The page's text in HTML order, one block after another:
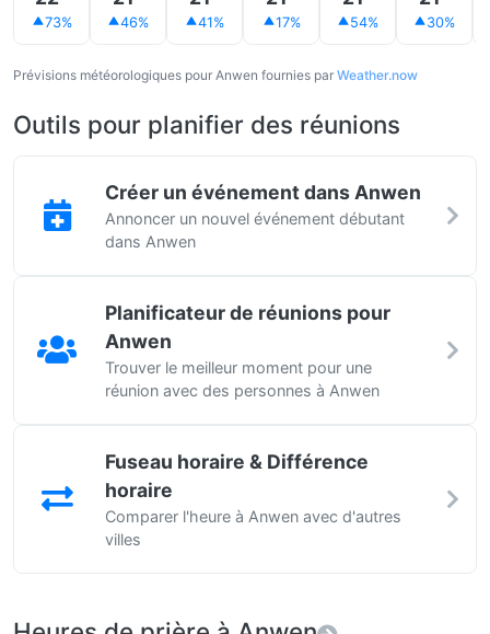
73% 46% 41% 17% 54% 30%
Prévisions météorologiques pour Anwen fournies par Weather.now
Outils pour planifier des réunions
Créer un événement dans Anwen
Annoncer un nouvel événement débutant
dans Anwen
Planificateur de réunions pour
Anwen
Trouver le meilleur moment pour une
réunion avec des personnes à Anwen
Fuseau horaire & Différence
horaire
Comparer l'heure à Anwen avec d'autres
villes